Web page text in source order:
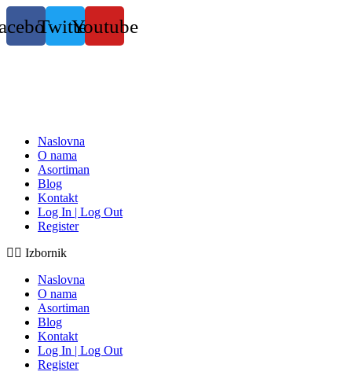
Skočite
na
sadržaj
TwitterYoutube
Naslovna
O nama
Asortiman
Blog
Kontakt
Log In | Log Out
Register
Izbornik
Naslovna
O nama
Asortiman
Blog
Kontakt
Log In | Log Out
Register